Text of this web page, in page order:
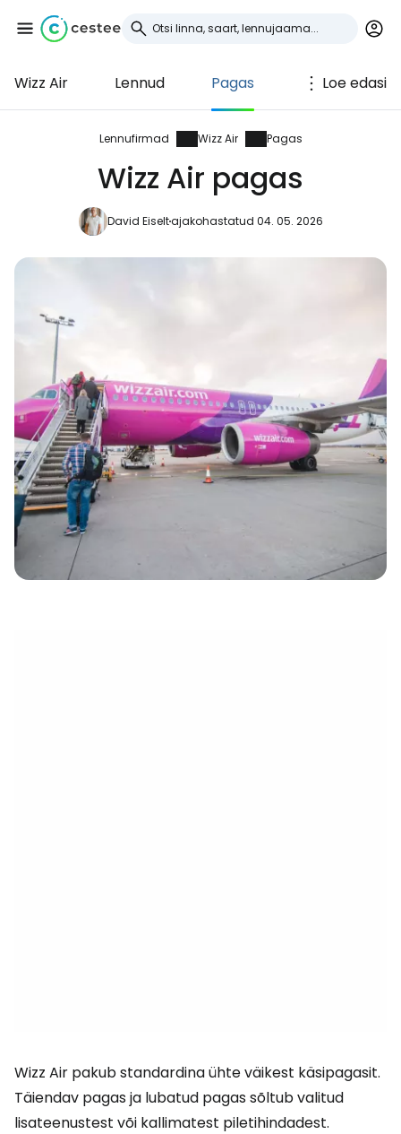
Wizz Air Lennud Pagas Loe edasi
Lennufirmad Wizz Air Pagas
Wizz Air pagas
David Eiseltajakohastatud 04. 05. 2026
Wizz Air pakub standardina ühte väikest käsipagasit.
Täiendav pagas ja lubatud pagas sõltub valitud
lisateenustest või kallimatest piletihindadest.
Logi sisse
Cestee'sse
... ülemaailmne reisikogukond
Jätkake e-kirjaga